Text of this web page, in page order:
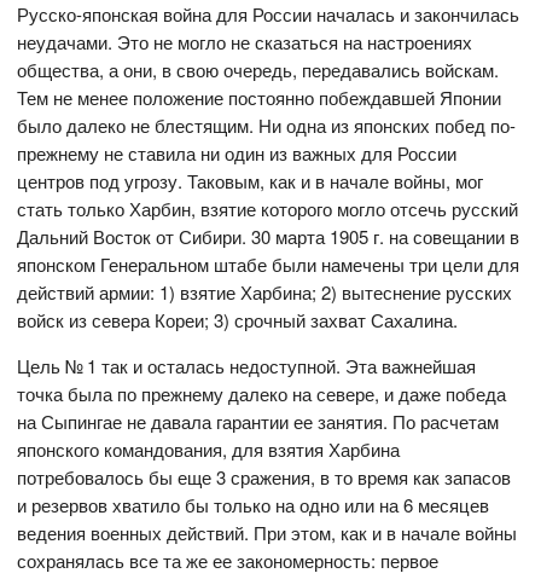
Русско-японская война для России началась и закончилась
неудачами. Это не могло не сказаться на настроениях
общества, а они, в свою очередь, передавались войскам.
Тем не менее положение постоянно побеждавшей Японии
было далеко не блестящим. Ни одна из японских побед по-
прежнему не ставила ни один из важных для России
центров под угрозу. Таковым, как и в начале войны, мог
стать только Харбин, взятие которого могло отсечь русский
Дальний Восток от Сибири. 30 марта 1905 г. на совещании в
японском Генеральном штабе были намечены три цели для
действий армии: 1) взятие Харбина; 2) вытеснение русских
войск из севера Кореи; 3) срочный захват Сахалина.
Цель № 1 так и осталась недоступной. Эта важнейшая
точка была по прежнему далеко на севере, и даже победа
на Сыпингае не давала гарантии ее занятия. По расчетам
японского командования, для взятия Харбина
потребовалось бы еще 3 сражения, в то время как запасов
и резервов хватило бы только на одно или на 6 месяцев
ведения военных действий. При этом, как и в начале войны
сохранялась все та же ее закономерность: первое